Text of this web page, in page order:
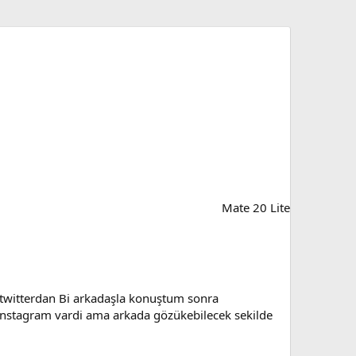
Mate 20 Lite
Bi arkadaşla konuştum sonra
vardi ama arkada gözükebilecek sekilde